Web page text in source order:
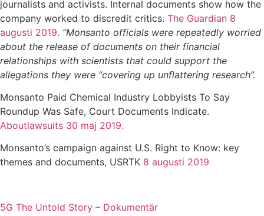
journalists and activists. Internal documents show how the
company worked to discredit critics. The Guardian 8
augusti 2019. ”Monsanto officials were repeatedly worried
about the release of documents on their financial
relationships with scientists that could support the
allegations they were “covering up unflattering research”.
Monsanto Paid Chemical Industry Lobbyists To Say
Roundup Was Safe, Court Documents Indicate.
Aboutlawsuits 30 maj 2019.
Monsanto’s campaign against U.S. Right to Know: key
themes and documents, USRTK 8 augusti 2019
5G The Untold Story – Dokumentär